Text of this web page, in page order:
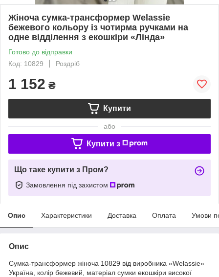
Жіноча сумка-трансформер Welassie
бежевого кольору із чотирма ручками на
одне відділення з екошкіри «Лінда»
Готово до відправки
Код: 10829
Роздріб
1 152 ₴
Купити
або
Купити з
Що таке купити з Пром?
Замовлення під захистом
Опис Характеристики Доставка Оплата Умови
Опис
Сумка-трансформер жіноча 10829 від виробника «Welassie»
Україна, колір бежевий, матеріал сумки екошкіри високої